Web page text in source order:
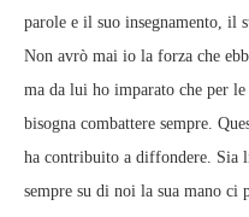
parole e il suo insegnamento, il
Non avrò mai io la forza che
ma da lui ho imparato che per
bisogna combattere sempre.
ha contribuito a diffondere. Sia
sempre su di noi la sua mano ci